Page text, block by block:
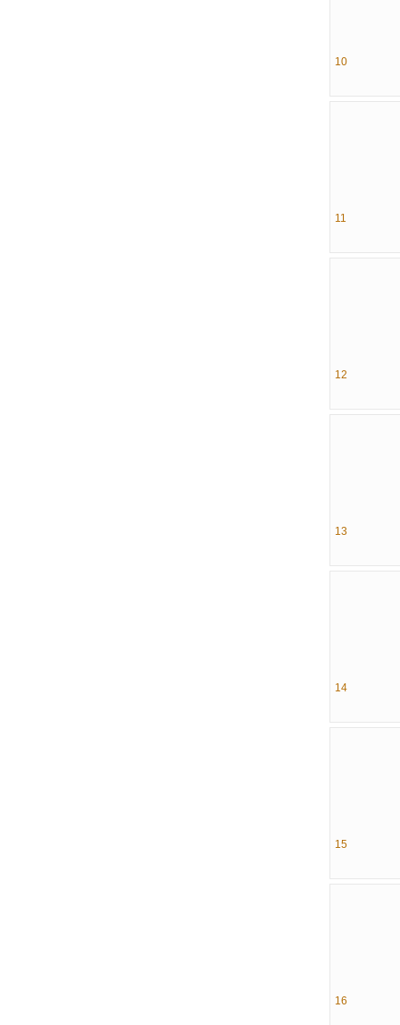
10
11
12
13
14
15
16